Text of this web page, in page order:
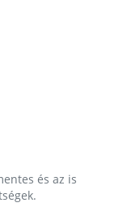
és az is